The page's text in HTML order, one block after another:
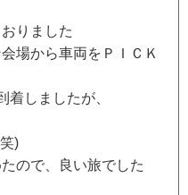
りました
場から車両をＰＩＣＫ
着しましたが、
)
ので、良い旅でした